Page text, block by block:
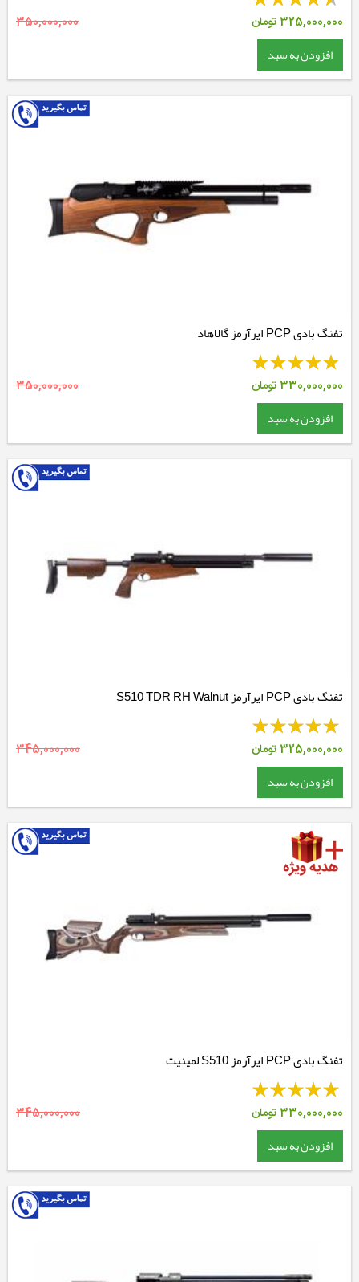
325,000,000تومان 350,000,000
افزودن به سبد
تفنگ بادی PCP ایرآرمز گالاهاد
330,000,000تومان 350,000,000
افزودن به سبد
تفنگ بادی PCP ایرآرمز S510 TDR RH Walnut
325,000,000تومان 345,000,000
افزودن به سبد
تفنگ بادی PCP ایرآرمز S510 لمینیت
330,000,000تومان 345,000,000
افزودن به سبد